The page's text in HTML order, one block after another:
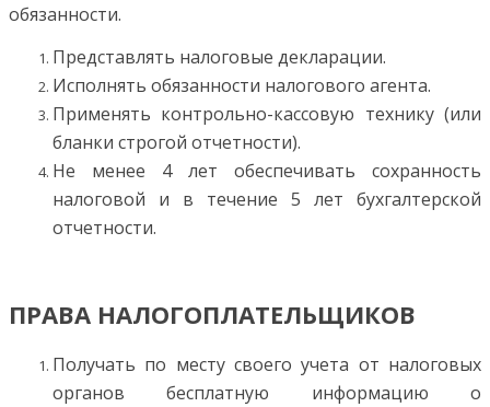
обязанности.
Представлять налоговые декларации.
Исполнять обязанности налогового агента.
Применять контрольно-кассовую технику (или
бланки строгой отчетности).
Не менее 4 лет обеспечивать сохранность
налоговой и в течение 5 лет бухгалтерской
отчетности.
ПРАВА НАЛОГОПЛАТЕЛЬЩИКОВ
Получать по месту своего учета от налоговых
органов бесплатную информацию о